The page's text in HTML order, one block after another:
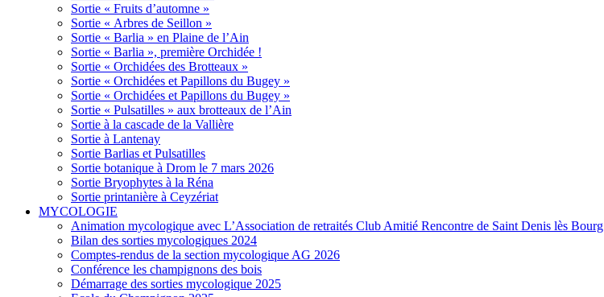
Sortie « Fruits d’automne »
Sortie « Arbres de Seillon »
Sortie « Barlia » en Plaine de l’Ain
Sortie « Barlia », première Orchidée !
Sortie « Orchidées des Brotteaux »
Sortie « Orchidées et Papillons du Bugey »
Sortie « Orchidées et Papillons du Bugey »
Sortie « Pulsatilles » aux brotteaux de l’Ain
Sortie à la cascade de la Vallière
Sortie à Lantenay
Sortie Barlias et Pulsatilles
Sortie botanique à Drom le 7 mars 2026
Sortie Bryophytes à la Réna
Sortie printanière à Ceyzériat
MYCOLOGIE
Animation mycologique avec L’Association de retraités Club Amitié Rencontre de Saint Denis lès Bourg
Bilan des sorties mycologiques 2024
Comptes-rendus de la section mycologique AG 2026
Conférence les champignons des bois
Démarrage des sorties mycologique 2025